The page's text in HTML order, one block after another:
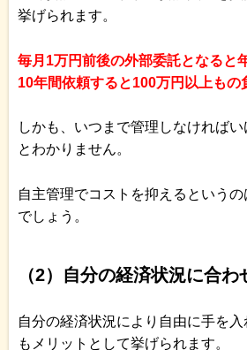
挙げられます。
毎月1万円前後の外部委託となると
10年間依頼すると100万円以上もの
しかも、いつまで管理しなければ
とわかりません。
自主管理でコストを抑えるという
でしょう。
（2）自分の経済状況に合
自分の経済状況により自由に手を
もメリットとして挙げられます。